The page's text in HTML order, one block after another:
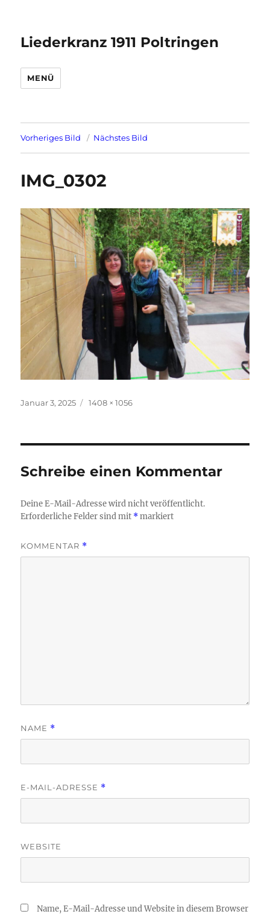
Liederkranz 1911 Poltringen
MENÜ
Vorheriges Bild Nächstes Bild
IMG_0302
Veröffentlicht
Januar 3, 2025 Originalgröße
1408 × 1056
Schreibe einen Kommentar
Deine E-Mail-Adresse wird nicht veröffentlicht.
Erforderliche Felder sind mit *markiert
KOMMENTAR *
NAME *
E-MAIL-ADRESSE *
WEBSITE
Name, E-Mail-Adresse und Website in diesem Browser